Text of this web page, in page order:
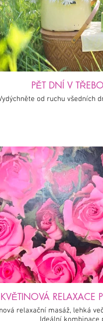
PĚT DNÍ V
od ruchu všedních
KVĚTINOVÁ
relaxační masáž, lehká